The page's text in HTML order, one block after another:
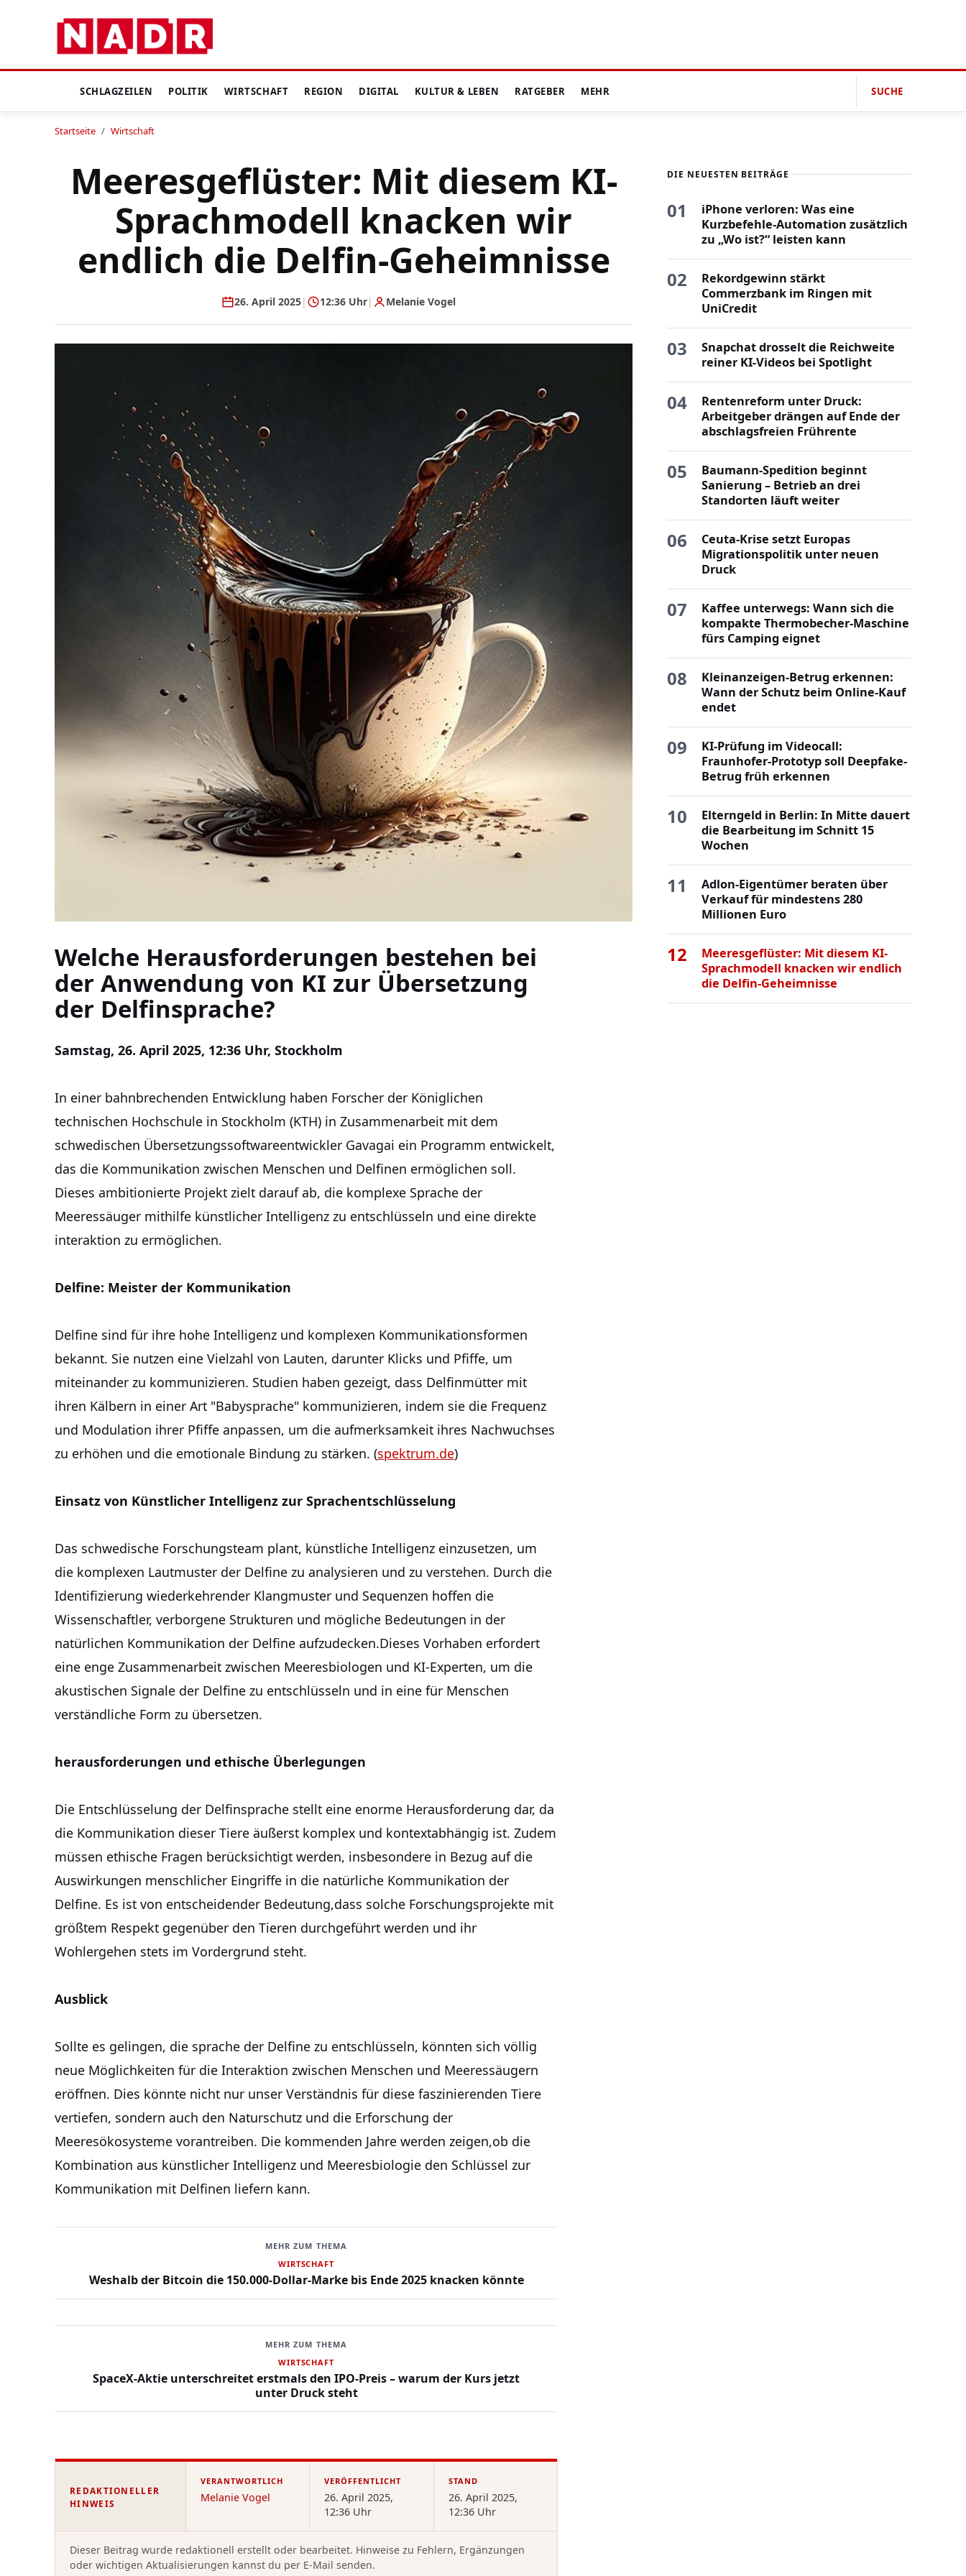
SCHLAGZEILEN POLITIK WIRTSCHAFT REGION DIGITAL KULTUR & LEBEN RATGEBER MEHR SUCHE
Startseite / Wirtschaft
Meeresgeflüster: Mit diesem KI-
Sprachmodell knacken wir
endlich die Delfin-Geheimnisse
26. April 2025| 12:36 Uhr| Melanie Vogel
Welche Herausforderungen bestehen bei
der Anwendung von KI zur Übersetzung
der Delfinsprache?
Samstag, 26. April 2025, 12:36 Uhr, Stockholm
In einer bahnbrechenden Entwicklung haben Forscher der Königlichen
technischen Hochschule in Stockholm (KTH) in Zusammenarbeit mit dem
schwedischen Übersetzungssoftwareentwickler Gavagai ein Programm entwickelt,
das die Kommunikation zwischen Menschen und Delfinen ermöglichen soll.
Dieses ambitionierte Projekt zielt darauf ab, die komplexe Sprache der
Meeressäuger mithilfe künstlicher Intelligenz zu entschlüsseln und eine direkte
interaktion zu ermöglichen.
Delfine: Meister der Kommunikation
Delfine sind für ihre hohe Intelligenz und komplexen Kommunikationsformen
bekannt. Sie nutzen eine Vielzahl von Lauten, darunter Klicks und Pfiffe, um
miteinander zu kommunizieren. Studien haben gezeigt, dass Delfinmütter mit
ihren Kälbern in einer Art "Babysprache" kommunizieren, indem sie die Frequenz
und Modulation ihrer Pfiffe anpassen, um die aufmerksamkeit ihres Nachwuchses
zu erhöhen und die emotionale Bindung zu stärken. (spektrum.de)
Einsatz von Künstlicher Intelligenz zur Sprachentschlüsselung
Das schwedische Forschungsteam plant, künstliche Intelligenz einzusetzen, um
die komplexen Lautmuster der Delfine zu analysieren und zu verstehen. Durch die
Identifizierung wiederkehrender Klangmuster und Sequenzen hoffen die
Wissenschaftler, verborgene Strukturen und mögliche Bedeutungen in der
natürlichen Kommunikation der Delfine aufzudecken.Dieses Vorhaben erfordert
eine enge Zusammenarbeit zwischen Meeresbiologen und KI-Experten, um die
akustischen Signale der Delfine zu entschlüsseln und in eine für Menschen
verständliche Form zu übersetzen.
herausforderungen und ethische Überlegungen
Die Entschlüsselung der Delfinsprache stellt eine enorme Herausforderung dar, da
die Kommunikation dieser Tiere äußerst komplex und kontextabhängig ist. Zudem
müssen ethische Fragen berücksichtigt werden, insbesondere in Bezug auf die
Auswirkungen menschlicher Eingriffe in die natürliche Kommunikation der
Delfine. Es ist von entscheidender Bedeutung,dass solche Forschungsprojekte mit
größtem Respekt gegenüber den Tieren durchgeführt werden und ihr
Wohlergehen stets im Vordergrund steht.
Ausblick
Sollte es gelingen, die sprache der Delfine zu entschlüsseln, könnten sich völlig
neue Möglichkeiten für die Interaktion zwischen Menschen und Meeressäugern
eröffnen. Dies könnte nicht nur unser Verständnis für diese faszinierenden Tiere
vertiefen, sondern auch den Naturschutz und die Erforschung der
Meeresökosysteme vorantreiben. Die kommenden Jahre werden zeigen,ob die
Kombination aus künstlicher Intelligenz und Meeresbiologie den Schlüssel zur
Kommunikation mit Delfinen liefern kann.
MEHR ZUM THEMA
WIRTSCHAFT
Weshalb der Bitcoin die 150.000-Dollar-Marke bis Ende 2025 knacken könnte
MEHR ZUM THEMA
WIRTSCHAFT
SpaceX-Aktie unterschreitet erstmals den IPO-Preis – warum der Kurs jetzt
unter Druck steht
REDAKTIONELLER
HINWEIS
VERANTWORTLICH
Melanie Vogel
VERÖFFENTLICHT
26. April 2025,
12:36 Uhr
STAND
26. April 2025,
12:36 Uhr
Dieser Beitrag wurde redaktionell erstellt oder bearbeitet. Hinweise zu Fehlern, Ergänzungen
oder wichtigen Aktualisierungen kannst du per E-Mail senden.
DIE NEUESTEN BEITRÄGE
01
iPhone verloren: Was eine
Kurzbefehle-Automation zusätzlich
zu „Wo ist?“ leisten kann
02
Rekordgewinn stärkt
Commerzbank im Ringen mit
UniCredit
03
Snapchat drosselt die Reichweite
reiner KI-Videos bei Spotlight
04
Rentenreform unter Druck:
Arbeitgeber drängen auf Ende der
abschlagsfreien Frührente
05
Baumann-Spedition beginnt
Sanierung – Betrieb an drei
Standorten läuft weiter
06
Ceuta-Krise setzt Europas
Migrationspolitik unter neuen
Druck
07
Kaffee unterwegs: Wann sich die
kompakte Thermobecher-Maschine
fürs Camping eignet
08
Kleinanzeigen-Betrug erkennen:
Wann der Schutz beim Online-Kauf
endet
09
KI-Prüfung im Videocall:
Fraunhofer-Prototyp soll Deepfake-
Betrug früh erkennen
10
Elterngeld in Berlin: In Mitte dauert
die Bearbeitung im Schnitt 15
Wochen
11
Adlon-Eigentümer beraten über
Verkauf für mindestens 280
Millionen Euro
12
Meeresgeflüster: Mit diesem KI-
Sprachmodell knacken wir endlich
die Delfin-Geheimnisse